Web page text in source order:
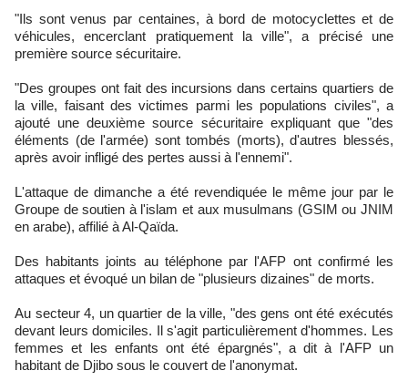
"Ils sont venus par centaines, à bord de motocyclettes et de
véhicules, encerclant pratiquement la ville", a précisé une
première source sécuritaire.
"Des groupes ont fait des incursions dans certains quartiers de
la ville, faisant des victimes parmi les populations civiles", a
ajouté une deuxième source sécuritaire expliquant que "des
éléments (de l'armée) sont tombés (morts), d'autres blessés,
après avoir infligé des pertes aussi à l'ennemi".
L'attaque de dimanche a été revendiquée le même jour par le
Groupe de soutien à l'islam et aux musulmans (GSIM ou JNIM
en arabe), affilié à Al-Qaïda.
Des habitants joints au téléphone par l'AFP ont confirmé les
attaques et évoqué un bilan de "plusieurs dizaines" de morts.
Au secteur 4, un quartier de la ville, "des gens ont été exécutés
devant leurs domiciles. Il s'agit particulièrement d'hommes. Les
femmes et les enfants ont été épargnés", a dit à l'AFP un
habitant de Djibo sous le couvert de l'anonymat.